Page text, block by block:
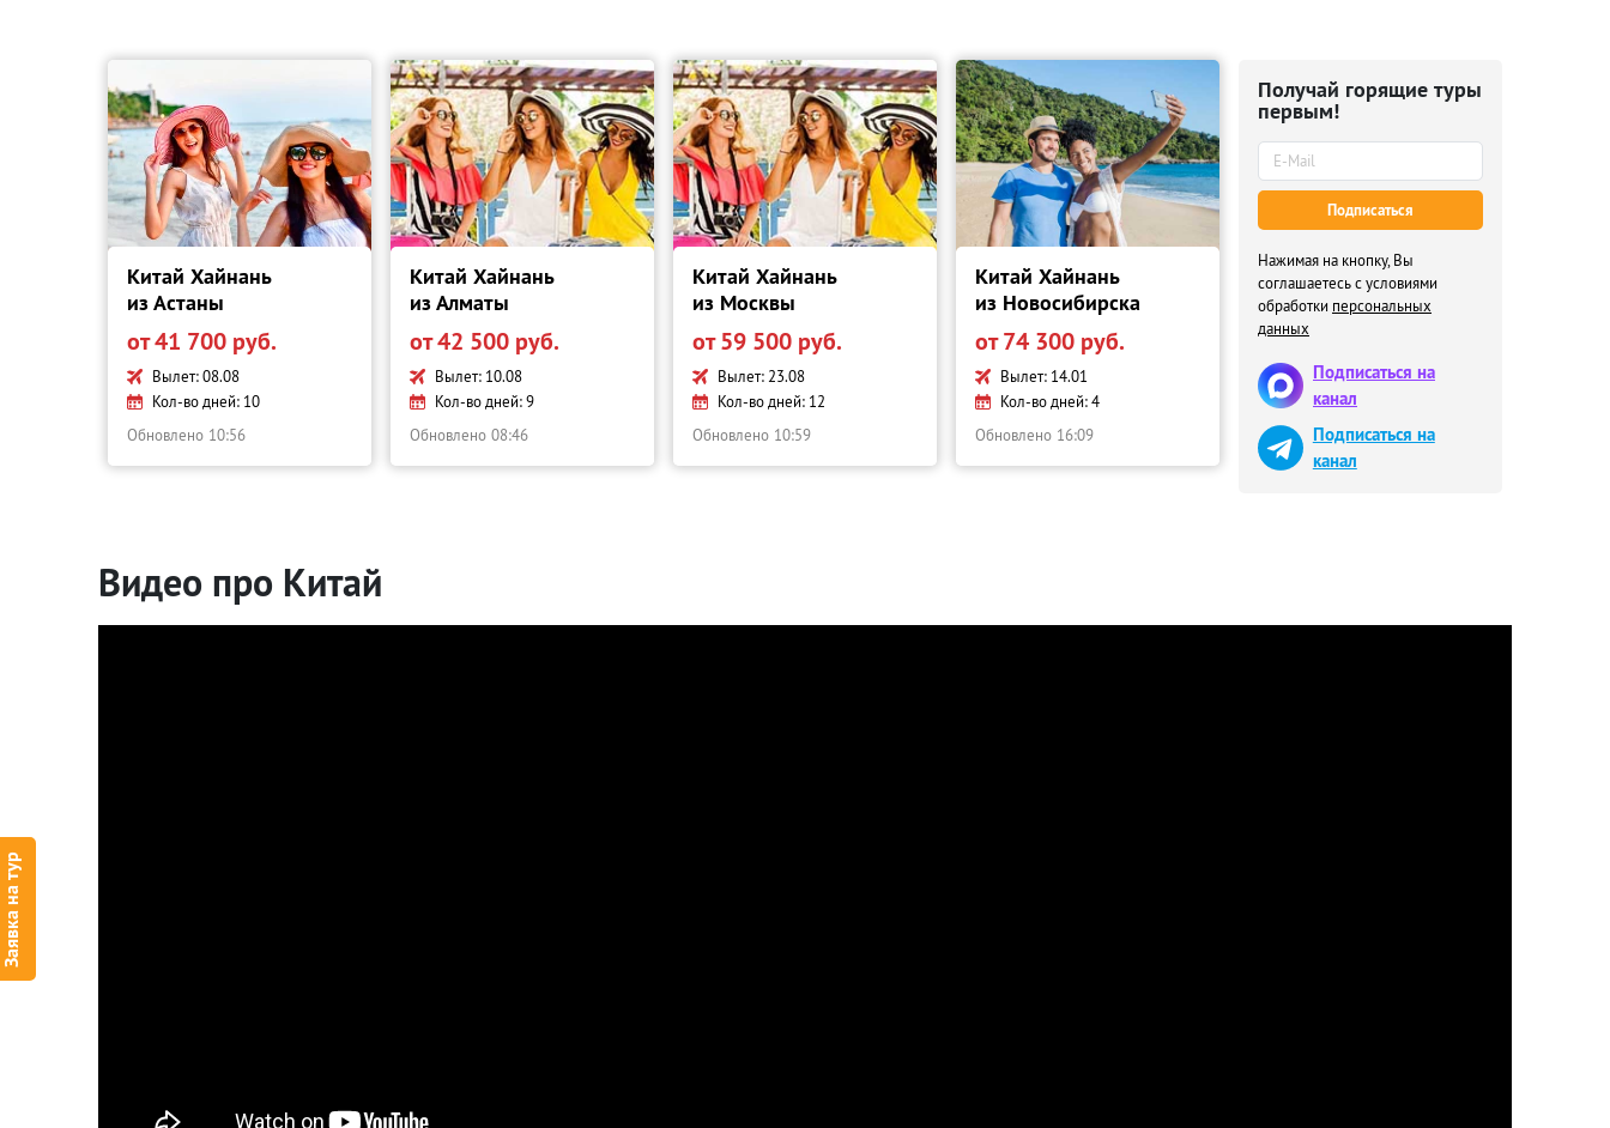
Заявка на тур
Китай Хайнань
из Астаны
от 41 700 руб.
Вылет: 08.08
Кол-во дней: 10
Обновлено 10:56
Китай Хайнань
из Алматы
от 42 500 руб.
Вылет: 10.08
Кол-во дней: 9
Обновлено 08:46
Китай Хайнань
из Москвы
от 59 500 руб.
Вылет: 23.08
Кол-во дней: 12
Обновлено 10:59
Китай Хайнань
из Новосибирска
от 74 300 руб.
Вылет: 14.01
Кол-во дней: 4
Обновлено 16:09
Получай горящие туры
первым!
Подписаться
Нажимая на кнопку, Вы
соглашаетесь с условиями
обработки персональных
данных
Подписаться на
канал
Подписаться на
канал
Видео про Китай